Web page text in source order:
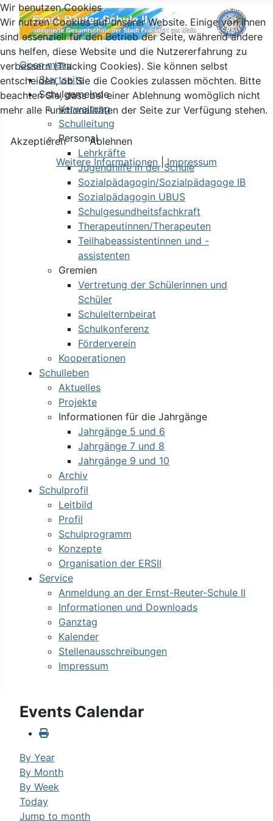
Open menu
Startseite
Schulgemeinde
Verwaltung
Schulleitung
Personal
Lehrkräfte
Jugendhilfe in der Schule
Sozialpädagogin/Sozialpädagoge IB
Sozialpädagogin UBUS
Schulgesundheitsfachkraft
Therapeutinnen/Therapeuten
Teilhabeassistentinnen und -
assistenten
Gremien
Vertretung der Schülerinnen und
Schüler
Schulelternbeirat
Schulkonferenz
Förderverein
Kooperationen
Schulleben
Aktuelles
Projekte
Informationen für die Jahrgänge
Jahrgänge 5 und 6
Jahrgänge 7 und 8
Jahrgänge 9 und 10
Archiv
Schulprofil
Leitbild
Profil
Schulprogramm
Konzepte
Organisation der ERSII
Service
Anmeldung an der Ernst-Reuter-Schule II
Informationen und Downloads
Ganztag
Kalender
Stellenausschreibungen
Impressum
Events Calendar
By Year
By Month
By Week
Today
Jump to month
Wir benutzen Cookies
Wir nutzen Cookies auf unserer Website. Einige von ihnen
sind essenziell für den Betrieb der Seite, während andere
uns helfen, diese Website und die Nutzererfahrung zu
verbessern (Tracking Cookies). Sie können selbst
entscheiden, ob Sie die Cookies zulassen möchten. Bitte
beachten Sie, dass bei einer Ablehnung womöglich nicht
mehr alle Funktionalitäten der Seite zur Verfügung stehen.
Akzeptieren
Ablehnen
Weitere Informationen |Impressum